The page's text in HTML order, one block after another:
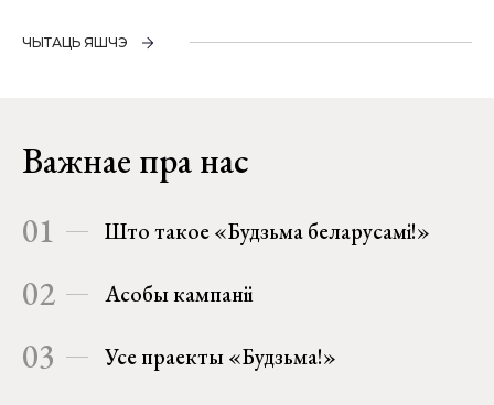
ЧЫТАЦЬ ЯШЧЭ
Важнае пра нас
01 Што такое «Будзьма беларусамі!»
02 Асобы кампаніі
03 Усе праекты «Будзьма!»